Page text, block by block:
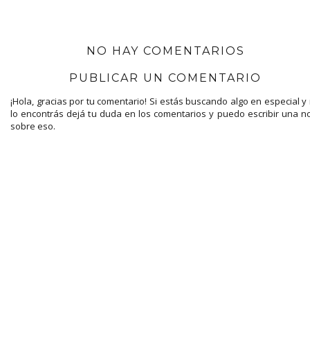
NO HAY COMENTARIOS
PUBLICAR UN COMENTARIO
¡Hola, gracias por tu comentario! Si estás buscando algo en especial y
lo encontrás dejá tu duda en los comentarios y puedo escribir una
sobre eso.